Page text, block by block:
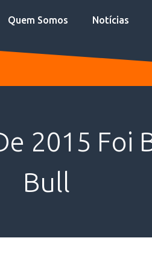
Quem Somos Notícias
2015 Foi
Bull